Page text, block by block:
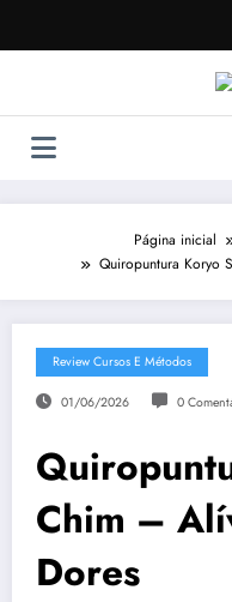
o
Página inicial
Quiropuntura Koryo
Review Cursos E Métodos
01/06/2026 0
Chim –
Dores